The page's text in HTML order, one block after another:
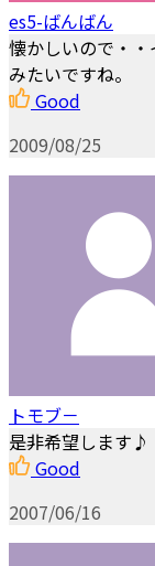
es5-ばんばん
懐かしいので・
みたいですね。
Good
2009/08/25
トモブ－
是非希望します♪
Good
2007/06/16